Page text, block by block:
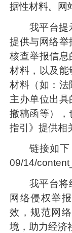
据性材料。网
我平台提
提供与网络
核查举报信
材料，以及
材料（如：
主办单位出
撤稿函等）
指引》提供相
链接如下
09/14/
我平台将
网络侵权举
效，规范网
境，助力经济